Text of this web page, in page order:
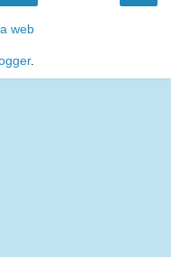
web
.